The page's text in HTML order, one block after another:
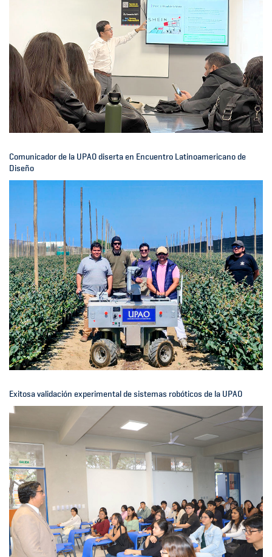
Comunicador de la UPAO diserta en Encuentro Latinoamericano de
Diseño
Exitosa validación experimental de sistemas robóticos de la UPAO